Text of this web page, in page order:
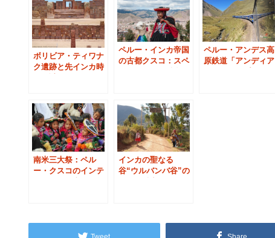
ボリビア・ティワナ
ク遺跡と先インカ時
ペルー・インカ帝国
の古都クスコ：スペ
ペルー・アンデス高
原鉄道「アンディア
南米三大祭：ペル
ー・クスコのインテ
インカの聖なる
谷“ウルバンバ谷”の